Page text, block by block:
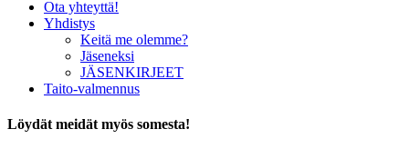
Ota yhteyttä!
Yhdistys
Keitä me olemme?
Jäseneksi
JÄSENKIRJEET
Taito-valmennus
Löydät meidät myös somesta!